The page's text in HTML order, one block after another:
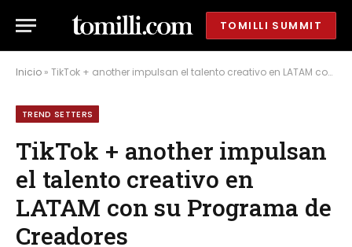
TOMILLI SUMMIT
Inicio » TikTok + another impulsan el talento creativo en LATAM con su Programa de Creadores
TREND SETTERS
TikTok + another impulsan
el talento creativo en
LATAM con su Programa de
Creadores